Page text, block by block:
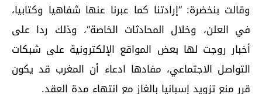
وقالت بنخضرة: “إرادتنا كما عبرنا عنها شفاهيا وكتابيا،
في العلن، وخلال المحادثات الخاصة“، وذلك ردا على
أخبار روجت لها بعض المواقع الإلكترونية على شبكات
التواصل الاجتماعي، مفادها ادعاء أن المغرب قد يكون
قرر منع تزويد إسبانيا بالغاز مع انتهاء مدة العقد.